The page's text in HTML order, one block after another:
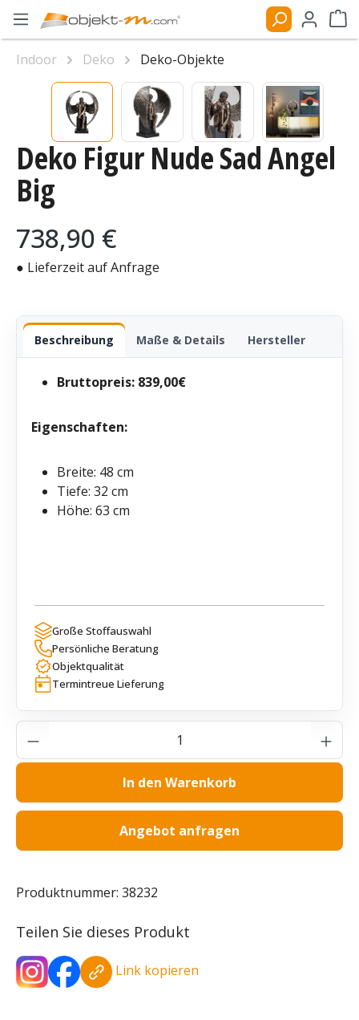
Zum Hauptinhalt springen
Deko Figur Nude Sad Angel
Big
Regulärer Preis:
738,90 €
● Lieferzeit auf Anfrage
Beschreibung Maße & Details Hersteller
Bruttopreis: 839,00€
Eigenschaften:
Breite: 48 cm
Tiefe: 32 cm
Höhe: 63 cm
Große Stoffauswahl
Persönliche Beratung
Objektqualität
Termintreue Lieferung
Produkt Anzahl: Gib den gewünschten
In den Warenkorb
Angebot anfragen
Produktnummer: 38232
Teilen Sie dieses Produkt
Link kopieren
Indoor Deko
Deko-Objekte
Bildergalerie überspringen